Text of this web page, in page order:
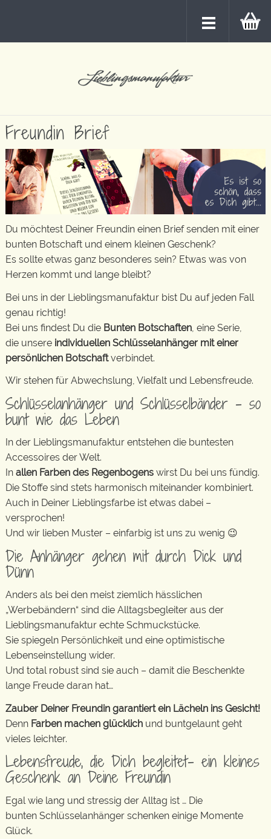
Freundin Brief
Du möchtest Deiner Freundin einen Brief senden mit einer
bunten Botschaft und einem kleinen Geschenk?
Es sollte etwas ganz besonderes sein? Etwas was von
Herzen kommt und lange bleibt?
Bei uns in der Lieblingsmanufaktur bist Du auf jeden Fall
genau richtig!
Bei uns findest Du die Bunten Botschaften , eine Serie,
die unsere individuellen Schlüsselanhänger mit einer
persönlichen Botschaftverbindet.
Wir stehen für Abwechslung, Vielfalt und Lebensfreude.
Schlüsselanhänger und Schlüsselbänder – so
bunt wie das Leben
In der Lieblingsmanufaktur entstehen die buntesten
Accessoires der Welt.
In allen Farben des Regenbogens wirst Du bei uns fündig.
Die Stoffe sind stets harmonisch miteinander kombiniert.
Auch in Deiner Lieblingsfarbe ist etwas dabei –
versprochen!
Und wir lieben Muster – einfarbig ist uns zu wenig 😉
Die Anhänger gehen mit durch Dick und
Dünn
Anders als bei den meist ziemlich hässlichen
„Werbebändern“ sind die Alltagsbegleiter aus der
Lieblingsmanufaktur echte Schmuckstücke.
Sie spiegeln Persönlichkeit und eine optimistische
Lebenseinstellung wider.
Und total robust sind sie auch – damit die Beschenkte
lange Freude daran hat…
Zauber Deiner Freundin garantiert ein Lächeln ins Gesicht!
Denn Farben machen glücklich und buntgelaunt geht
vieles leichter.
Lebensfreude, die Dich begleitet- ein kleines
Geschenk an Deine Freundin
Egal wie lang und stressig der Alltag ist … Die
bunten Schlüsselanhänger schenken einige Momente
Glück.